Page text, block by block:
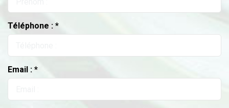
Téléphone : *
Email : *